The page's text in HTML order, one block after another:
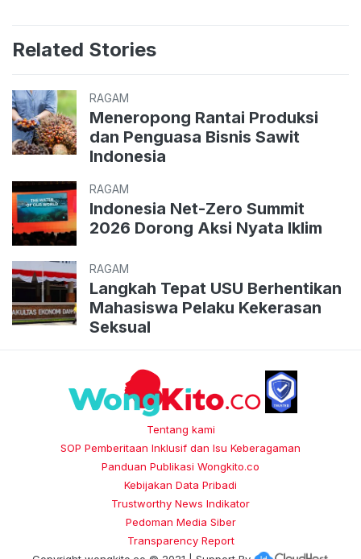
Related Stories
RAGAM
Meneropong Rantai Produksi
dan Penguasa Bisnis Sawit
Indonesia
RAGAM
Indonesia Net-Zero Summit
2026 Dorong Aksi Nyata Iklim
RAGAM
Langkah Tepat USU Berhentikan
Mahasiswa Pelaku Kekerasan
Seksual
Tentang kami
SOP Pemberitaan Inklusif dan Isu Keberagaman
Panduan Publikasi Wongkito.co
Kebijakan Data Pribadi
Trustworthy News Indikator
Pedoman Media Siber
Transparency Report